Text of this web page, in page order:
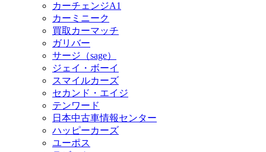
カーチェンジA1
カーミニーク
買取カーマッチ
ガリバー
サージ（sage）
ジェイ・ボーイ
スマイルカーズ
セカンド・エイジ
テンワード
日本中古車情報センター
ハッピーカーズ
ユーポス